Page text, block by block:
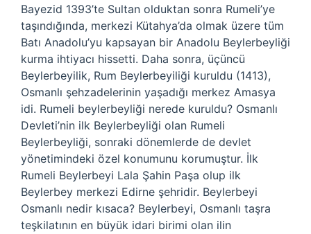
Bayezid 1393’te Sultan olduktan sonra Rumeli’ye
taşındığında, merkezi Kütahya’da olmak üzere tüm
Batı Anadolu’yu kapsayan bir Anadolu Beylerbeyliği
kurma ihtiyacı hissetti. Daha sonra, üçüncü
Beylerbeyilik, Rum Beylerbeyiliği kuruldu (1413),
Osmanlı şehzadelerinin yaşadığı merkez Amasya
idi. Rumeli beylerbeyliği nerede kuruldu? Osmanlı
Devleti’nin ilk Beylerbeyliği olan Rumeli
Beylerbeyliği, sonraki dönemlerde de devlet
yönetimindeki özel konumunu korumuştur. İlk
Rumeli Beylerbeyi Lala Şahin Paşa olup ilk
Beylerbey merkezi Edirne şehridir. Beylerbeyi
Osmanlı nedir kısaca? Beylerbeyi, Osmanlı taşra
teşkilatının en büyük idari birimi olan ilin